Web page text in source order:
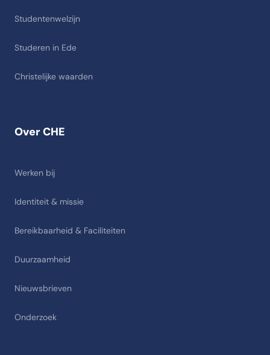
Over CHE
Werken bij
Identiteit & missie
Bereikbaarheid & Faciliteiten
Duurzaamheid
Nieuwsbrieven
Onderzoek
Studentenwelzijn
Studeren in Ede
Christelijke waarden